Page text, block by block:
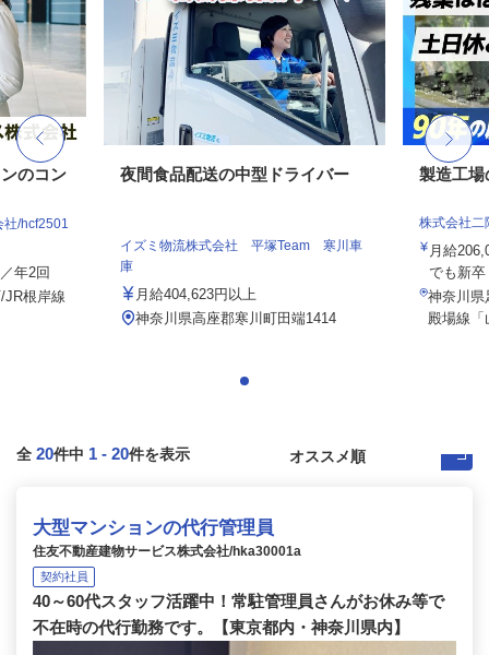
のコン
/hcf2501
年2回
JR根岸線
夜間食品配送の中型ドライバー
イズミ物流株式会社 平塚Team 寒川車
庫
月給404,623円以上
神奈川県高座郡寒川町田端1414
製造工場
株式会社二
月給
でも新
神奈川県
殿場線
全 20件中 1 - 20件を表示
大型マンションの代行管理員
住友不動産建物サービス株式会社/hka30001a
契約社員
40～60代スタッフ活躍中！常駐管理員さんがお休み等で
不在時の代行勤務です。【東京都内・神奈川県内】